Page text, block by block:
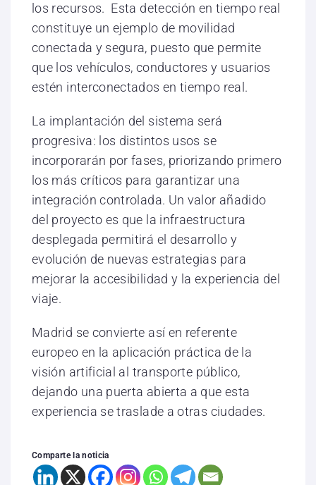
los recursos. Esta detección en tiempo real
constituye un ejemplo de movilidad
conectada y segura, puesto que permite
que los vehículos, conductores y usuarios
estén interconectados en tiempo real.
La implantación del sistema será
progresiva: los distintos usos se
incorporarán por fases, priorizando primero
los más críticos para garantizar una
integración controlada. Un valor añadido
del proyecto es que la infraestructura
desplegada permitirá el desarrollo y
evolución de nuevas estrategias para
mejorar la accesibilidad y la experiencia del
viaje.
Madrid se convierte así en referente
europeo en la aplicación práctica de la
visión artificial al transporte público,
dejando una puerta abierta a que esta
experiencia se traslade a otras ciudades.
Comparte la noticia